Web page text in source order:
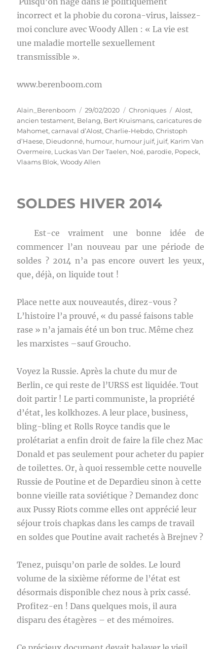
incorrect et la phobie du corona-virus, laissez-
moi conclure avec Woody Allen : « La vie est
une maladie mortelle sexuellement
transmissible ».
www.berenboom.com
Auteur
Alain_Berenboom
Publié
le
29/02/2020 Catégories
Chroniques Étiquettes
Alost,
ancien testament, Belang, Bert Kruismans,caricatures de
Mahomet,carnaval d’Alost,Charlie-Hebdo,Christoph
d’Haese, Dieudonné, humour, humour juif, juif, Karim Van
Overmeire, Luckas Van Der Taelen, Noé, parodie, Popeck,
Vlaams Blok,Woody Allen
SOLDES HIVER 2014
Est-ce vraiment une bonne idée de
commencer l’an nouveau par une période de
soldes ? 2014 n’a pas encore ouvert les yeux,
que, déjà, on liquide tout !
Place nette aux nouveautés, direz-vous ?
L’histoire l’a prouvé, « du passé faisons table
rase » n’a jamais été un bon truc. Même chez
les marxistes –sauf Groucho.
Voyez la Russie. Après la chute du mur de
Berlin, ce qui reste de l’URSS est liquidée. Tout
doit partir ! Le parti communiste, la propriété
d’état, les kolkhozes. A leur place, business,
bling-bling et Rolls Royce tandis que le
prolétariat a enfin droit de faire la file chez Mac
Donald et pas seulement pour acheter du papier
de toilettes. Or, à quoi ressemble cette nouvelle
Russie de Poutine et de Depardieu sinon à cette
bonne vieille rata soviétique ? Demandez donc
aux Pussy Riots comme elles ont apprécié leur
séjour trois chapkas dans les camps de travail
en soldes que Poutine avait rachetés à Brejnev ?
Tenez, puisqu’on parle de soldes. Le lourd
volume de la sixième réforme de l’état est
désormais disponible chez nous à prix cassé.
Profitez-en ! Dans quelques mois, il aura
disparu des étagères – et des mémoires.